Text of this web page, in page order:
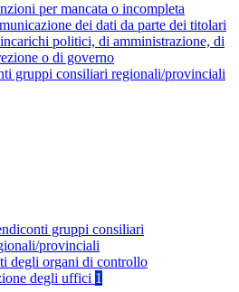
per mancata o incompleta
dei dati da parte dei titolari
politici, di amministrazione, di
o di governo
gruppi consiliari regionali/provinciali
gruppi consiliari
provinciali
degli organi di controllo
degli uffici 1